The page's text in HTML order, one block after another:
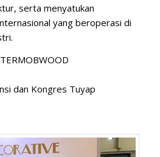
serta menyatukan
yang beroperasi di
dan Kongres Tuyap